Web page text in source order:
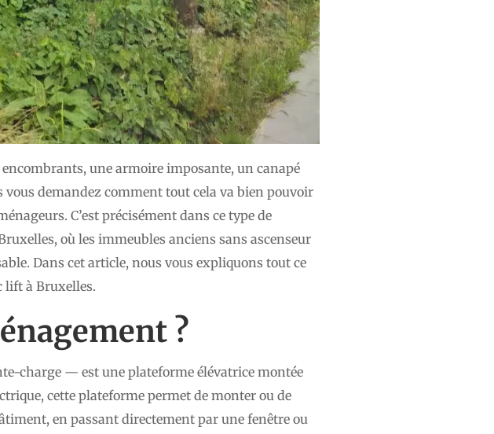
encombrants, une armoire imposante, un canapé
demandez comment tout cela va bien pouvoir
C’est précisément dans ce type de
où les immeubles anciens sans ascenseur
Dans cet article, nous vous expliquons tout ce
lift à Bruxelles.
?
charge — est une plateforme élévatrice montée
cette plateforme permet de monter ou de
en passant directement par une fenêtre ou